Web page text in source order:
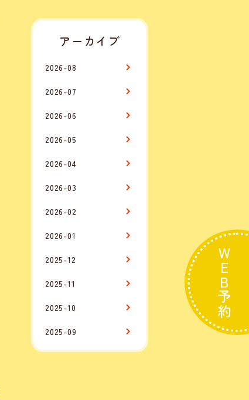
WEB予約
アーカイブ
2026-08
2026-07
2026-06
2026-05
2026-04
2026-03
2026-02
2026-01
2025-12
2025-11
2025-10
2025-09